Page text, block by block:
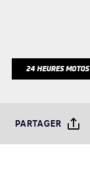
24 HEURES MOTOS
PARTAGER